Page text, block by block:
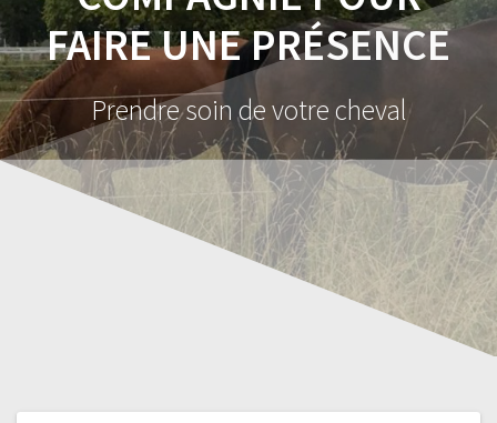
FAIRE UNE PRÉSENCE
Prendre soin de votre cheval